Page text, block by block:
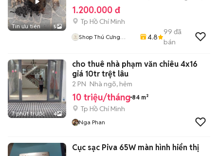
Tin ưu tiên 5
1.200.000 đ
Tp Hồ Chí Minh
Shop Thú Cưng
4.8
99 đã
bán
7 phút trước 4
cho thuê nhà phạm văn chiêu 4x16
giá 10tr trệt lâu
2 PN Nhà ngõ, hẻm
10 triệu/tháng 84 m²
Tp Hồ Chí Minh
Nga Phan
Cục sạc Piva 65W màn hình hiển thị